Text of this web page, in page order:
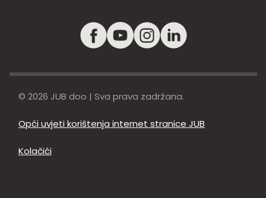
© 2026 JUB doo | Sva prava zadržana.
Opći uvjeti korištenja internet stranice JUB
Kolačići